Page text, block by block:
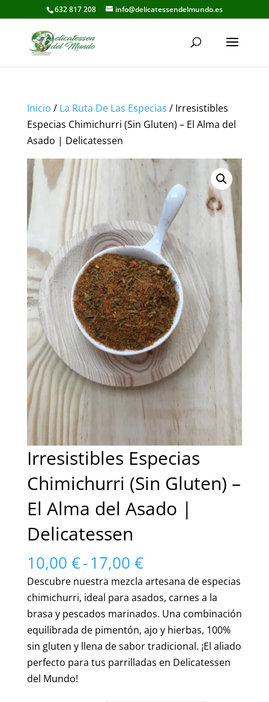
632 817 208 info@delicatessendelmundo.es
Inicio / La Ruta De Las Especias / Irresistibles
Especias Chimichurri (Sin Gluten) – El Alma del
Asado | Delicatessen
Irresistibles Especias
Chimichurri (Sin Gluten) –
El Alma del Asado |
Delicatessen
10,00 €-17,00 €Rango
de
precios:
desde
10,00 €
hasta
17,00 €
Descubre nuestra mezcla artesana de especias
chimichurri, ideal para asados, carnes a la
brasa y pescados marinados. Una combinación
equilibrada de pimentón, ajo y hierbas, 100%
sin gluten y llena de sabor tradicional. ¡El aliado
perfecto para tus parrilladas en Delicatessen
del Mundo!